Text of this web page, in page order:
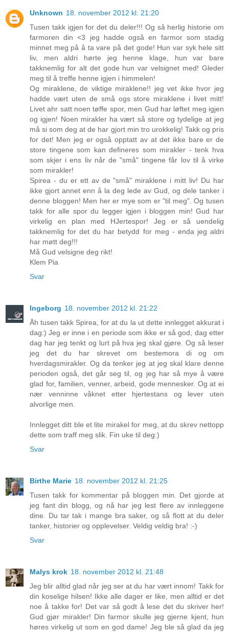
Unknown 18. november 2012 kl. 21:20
Tusen takk igjen for det du deler!!! Og så herlig historie om
farmoren din <3 jeg hadde også en farmor som stadig
minnet meg på å ta vare på det gode! Hun var syk hele sitt
liv, men aldri hørte jeg henne klage, hun var bare
takknemlig for alt det gode hun var velsignet med! Gleder
meg til å treffe henne igjen i himmelen!
Og miraklene, de viktige miraklene!! jeg vet ikke hvor jeg
hadde vært uten de små ogs store miraklene i livet mitt!
Livet ahr satt noen tøffe spor, men Gud har løftet meg igjen
og igjen! Noen mirakler ha vært så store og tydelige at jeg
må si som deg at de har gjort min tro urokkelig! Takk og pris
for det! Men jeg er også opptatt av at det ikke bare er de
store tingene som kan defineres som mirakler - tenk hva
som skjer i ens liv når de "små" tingene får lov til å virke
som mirakler!
Spirea - du er ett av de "små" miraklene i mitt liv! Du har
ikke gjort annet enn å la deg lede av Gud, og dele tanker i
denne bloggen! Men her er mye som er "til meg". Og tusen
takk for alle spor du legger igjen i bloggen min! Gud har
virkelig en plan med HJertespor! Jeg er så uendelig
takknemlig for det du har betydd for meg - enda jeg aldri
har møtt deg!!!
Må Gud velsigne deg rikt!
Klem Pia
Svar
Ingeborg 18. november 2012 kl. 21:22
Åh tusen takk Spirea, for at du la ut dette innlegget akkurat i
dag:) Jeg er inne i en periode som ikke er så god, dag etter
dag har jeg tenkt og lurt på hva jeg skal gjøre. Og så leser
jeg det du har skrevet om bestemora di og om
hverdagsmirakler. Og da tenker jeg at jeg skal klare denne
perioden også, det går seg til, og jeg har så mye å være
glad for, familien, venner, arbeid, gode mennesker. Og at ei
nær venninne våknet etter hjertestans og lever uten
alvorlige men.
Innlegget ditt ble et lite mirakel for meg, at du skrev nettopp
dette som traff meg slik. Fin uke til deg:)
Svar
Birthe Marie 18. november 2012 kl. 21:25
Tusen takk for kommentar på bloggen min. Det gjorde at
jeg fant din blogg, og nå har jeg lest flere av innleggene
dine. Du tar tak i mange bra saker, og så flott at du deler
tanker, historier og opplevelser. Veldig veldig bra! :-)
Svar
Malys krok 18. november 2012 kl. 21:48
Jeg blir alltid glad når jeg ser at du har vært innom! Takk for
din koselige hilsen! Ikke alle dager er like, men alltid er det
noe å takke for! Det var så godt å lese det du skriver her!
Gud gjør mirakler! Din farmor skulle jeg gjerne kjent, hun
høres virkelig ut som en god dame! Jeg ble så glad da jeg